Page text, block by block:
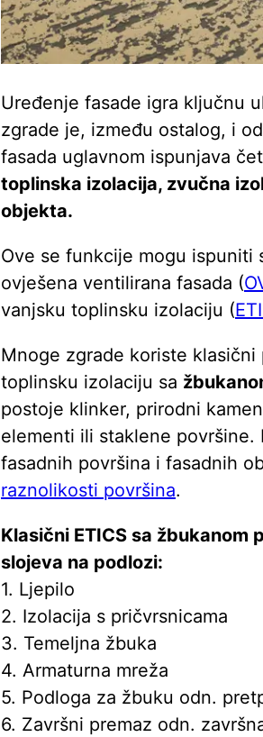
Uređenje fasade igra ključnu
zgrade je, između ostalog, i
fasada uglavnom ispunjava
toplinska izolacija, zvučna
objekta.
Ove se funkcije mogu ispuniti
ovješena ventilirana fasada (
vanjsku toplinsku izolaciju (
Mnoge zgrade koriste
toplinsku izolaciju sa
postoje klinker, prirodni
elementi ili staklene
fasadnih površina i fasadnih
raznolikosti površina.
Klasični ETICS sa žbukanom
slojeva na podlozi:
1. Ljepilo
2. Izolacija s pričvrsnicama
3. Temeljna žbuka
4. Armaturna mreža
5. Podloga za žbuku odn.
6. Završni premaz odn.